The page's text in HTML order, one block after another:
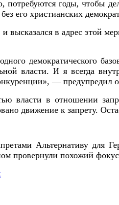
потребуются годы,
его христианских
высказался в адрес этой
демократического
власти. И я всегда
— предупредил
власти в отношении
движение к запрету.
Альтернативу для
провернули похожий фокус